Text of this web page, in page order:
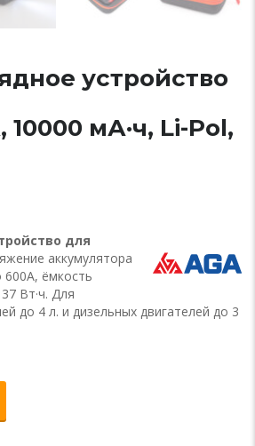
устройство
10000 мА·ч, Li-Pol,
для
аккумулятора
600А, ёмкость
Вт·ч. Для
до 4 л. и дизельных двигателей до 3